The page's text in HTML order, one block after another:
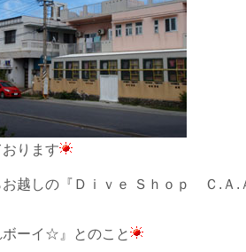
ります
お越しの『Ｄｉｖｅ Ｓｈｏｐ Ｃ.Ａ.
ボーイ☆』とのこと